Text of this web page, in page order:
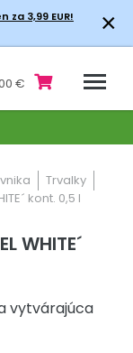
za 3,99 EUR!
×
€
Trvalky
kont. 0,5 l
WHITE´
vytvárajúca